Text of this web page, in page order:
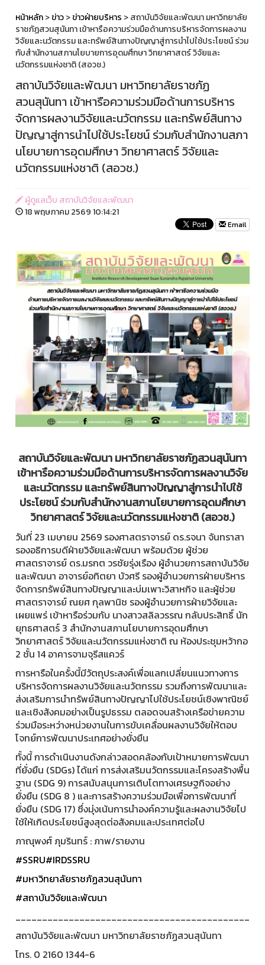
หน้าหลัก>ข่าว>ข่าวฝ่ายบริหาร > สถาบันวิจัยและพัฒนา มหาวิทยาลัย
ราชภัฏสวนสุนันทา เข้าหารือความร่วมมือด้านการบริหารจัดการผลงาน
วิจัยและนวัตกรรม และทรัพย์สินทางปัญญาสู่การนำไปใช้ประโยชน์ ร่วม
กับสำนักงานสภานโยบายการอุดมศึกษา วิทยาศาสตร์ วิจัยและ
นวัตกรรมแห่งชาติ (สอวช.)
สถาบันวิจัยและพัฒนา มหาวิทยาลัยราชภัฏ
สวนสุนันทา เข้าหารือความร่วมมือด้านการบริหาร
จัดการผลงานวิจัยและนวัตกรรม และทรัพย์สินทาง
ปัญญาสู่การนำไปใช้ประโยชน์ ร่วมกับสำนักงานสภา
นโยบายการอุดมศึกษา วิทยาศาสตร์ วิจัยและ
นวัตกรรมแห่งชาติ (สอวช.)
ผู้ดูแลเว็บ สถาบันวิจัยและพัฒนา
18 พฤษภาคม 2569 10:14:21
Email
สถาบันวิจัยและพัฒนา มหาวิทยาลัยราชภัฏสวนสุนันทา
เข้าหารือความร่วมมือด้านการบริหารจัดการผลงานวิจัย
และนวัตกรรม และทรัพย์สินทางปัญญาสู่การนำไปใช้
ประโยชน์ ร่วมกับสำนักงานสภานโยบายการอุดมศึกษา
วิทยาศาสตร์ วิจัยและนวัตกรรมแห่งชาติ (สอวช.)
วันที่ 23 เมษายน 2569 รองศาสตราจารย์ ดร.รจนา จันทราสา
รองอธิการบดีฝ่ายวิจัยและพัฒนา พร้อมด้วย ผู้ช่วย
ศาสตราจารย์ ดร.มรกต วรชัยรุ่งเรือง ผู้อำนวยการสถาบันวิจัย
และพัฒนา อาจารย์อทิตยา บัวศรี รองผู้อำนวยการฝ่ายบริหาร
จัดการทรัพย์สินทางปัญญาและบ่มเพาะวิสาหกิจ และผู้ช่วย
ศาสตราจารย์ ณยศ กุลพานิช รองผู้อำนวยการฝ่ายวิจัยและ
เผยแพร่ เข้าหารือร่วมกับ นางสาวสลิลวรรณ กลับประสิทธิ์ นัก
ยุทธศาสตร์ 3 สำนักงานสภานโยบายการอุดมศึกษา
วิทยาศาสตร์ วิจัยและนวัตกรรมแห่งชาติ ณ ห้องประชุมหว้ากอ
2 ชั้น 14 อาคารจามจุรีสแควร์
การหารือในครั้งนี้มีวัตถุประสงค์เพื่อแลกเปลี่ยนแนวทางการ
บริหารจัดการผลงานวิจัยและนวัตกรรม รวมถึงการพัฒนาและ
ส่งเสริมการนำทรัพย์สินทางปัญญาไปใช้ประโยชน์เชิงพาณิชย์
และเชิงสังคมอย่างเป็นรูปธรรม ตลอดจนสร้างเครือข่ายความ
ร่วมมือระหว่างหน่วยงานในการขับเคลื่อนผลงานวิจัยให้ตอบ
โจทย์การพัฒนาประเทศอย่างยั่งยืน
ทั้งนี้ การดำเนินงานดังกล่าวสอดคล้องกับเป้าหมายการพัฒนา
ที่ยั่งยืน (SDGs) ได้แก่ การส่งเสริมนวัตกรรมและโครงสร้างพื้น
ฐาน (SDG 9) การสนับสนุนการเติบโตทางเศรษฐกิจอย่าง
ยั่งยืน (SDG 8 ) และการสร้างความร่วมมือเพื่อการพัฒนาที่
ยั่งยืน (SDG 17) ซึ่งมุ่งเน้นการนำองค์ความรู้และผลงานวิจัยไป
ใช้ให้เกิดประโยชน์สูงสุดต่อสังคมและประเทศต่อไป
ภาณุพงศ์ ภุมรินทร์ : ภาพ/รายงาน
#SSRU#IRDSSRU
#มหาวิทยาลัยราชภัฏสวนสุนันทา
#สถาบันวิจัยและพัฒนา
____________________________________________
สถาบันวิจัยและพัฒนา มหาวิทยาลัยราชภัฏสวนสุนันทา
โทร. 0 2160 1344-6